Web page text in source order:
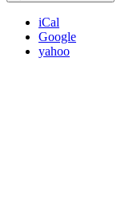
iCal
Google
yahoo